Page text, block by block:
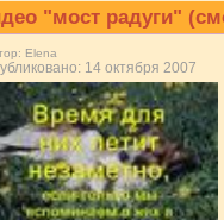
"мост радуги"
Elena
14 октября 2007